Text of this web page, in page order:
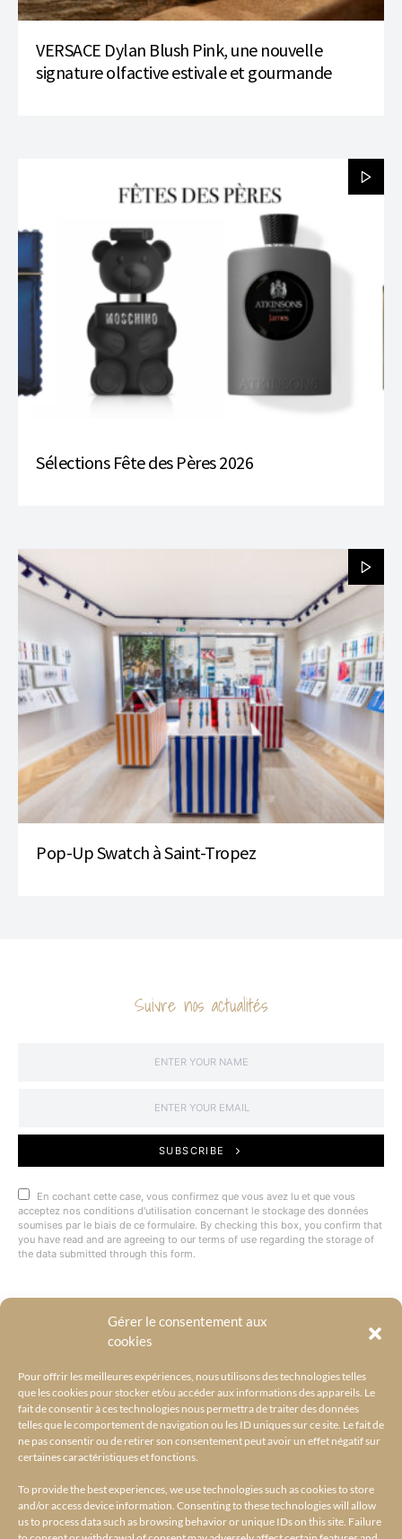
Gérer le consentement aux
cookies
Pour offrir les meilleures expériences, nous utilisons des technologies telles
que les cookies pour stocker et/ou accéder aux informations des appareils. Le
fait de consentir à ces technologies nous permettra de traiter des données
telles que le comportement de navigation ou les ID uniques sur ce site. Le fait de
ne pas consentir ou de retirer son consentement peut avoir un effet négatif sur
certaines caractéristiques et fonctions.
To provide the best experiences, we use technologies such as cookies to store
and/or access device information. Consenting to these technologies will allow
us to process data such as browsing behavior or unique IDs on this site. Failure
VERSACE Dylan Blush Pink, une nouvelle
signature olfactive estivale et gourmande
Sélections Fête des Pères 2026
Pop-Up Swatch à Saint-Tropez
Suivre nos actualités
SUBSCRIBE
En cochant cette case, vous confirmez que vous avez lu et que vous
acceptez nos conditions d'utilisation concernant le stockage des données
soumises par le biais de ce formulaire. By checking this box, you confirm that
you have read and are agreeing to our terms of use regarding the storage of
the data submitted through this form.
@BYRACKEL